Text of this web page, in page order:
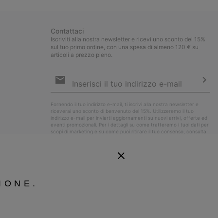
Contattaci
Iscriviti alla nostra newsletter e ricevi uno sconto del 15%
sul tuo primo ordine, con una spesa di almeno 120 € su
articoli a prezzo pieno.
e-
Fornendo il tuo indirizzo e-mail, ti iscrivi alla nostra newsletter e
riceverai uno sconto di benvenuto del 15%. Utilizzeremo il tuo
indirizzo e-mail per inviarti aggiornamenti su nuovi arrivi, offerte ed
eventi promozionali. Per i dettagli su come tratteremo i tuoi dati per
scopi di marketing e su come puoi ritirare il tuo consenso, consulta